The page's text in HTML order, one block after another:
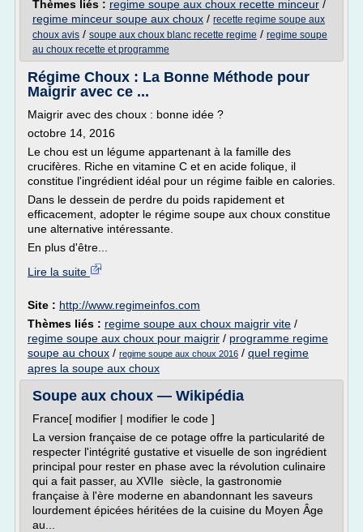
Thèmes liés : regime soupe aux choux recette minceur /
regime minceur soupe aux choux / recette regime soupe aux
choux avis / soupe aux choux blanc recette regime / regime soupe
au choux recette et programme
Régime Choux : La Bonne Méthode pour
Maigrir avec ce ...
Maigrir avec des choux : bonne idée ?
octobre 14, 2016
Le chou est un légume appartenant à la famille des
crucifères. Riche en vitamine C et en acide folique, il
constitue l'ingrédient idéal pour un régime faible en calories.
Dans le dessein de perdre du poids rapidement et
efficacement, adopter le régime soupe aux choux constitue
une alternative intéressante.
En plus d'être...
Lire la suite
Site : http://www.regimeinfos.com
Thèmes liés : regime soupe aux choux maigrir vite /
regime soupe aux choux pour maigrir / programme regime
soupe au choux / regime soupe aux choux 2016 / quel regime
apres la soupe aux choux
Soupe aux choux — Wikipédia
France[ modifier | modifier le code ]
La version française de ce potage offre la particularité de
respecter l'intégrité gustative et visuelle de son ingrédient
principal pour rester en phase avec la révolution culinaire
qui a fait passer, au XVIIe siècle, la gastronomie
française à l'ère moderne en abandonnant les saveurs
lourdement épicées héritées de la cuisine du Moyen Âge
au...